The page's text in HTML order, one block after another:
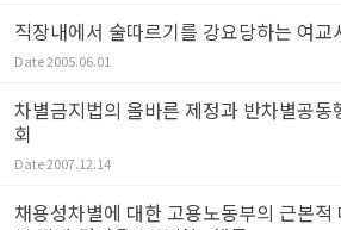
직장내에서 술따르기를 강요당하는 여
Date2005.06.01
차별금지법의 올바른 제정과 반차별공동
회
Date2007.12.14
채용성차별에 대한 고용노동부의 근본